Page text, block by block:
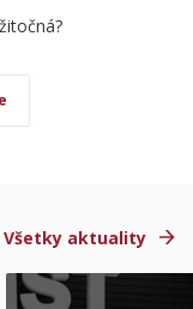
Všetky aktuality